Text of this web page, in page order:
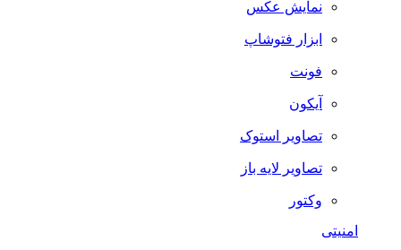
نمایش عکس
ابزار فتوشاپ
فونت
آیکون
تصاویر استوک
تصاویر لایه باز
وکتور
امنیتی